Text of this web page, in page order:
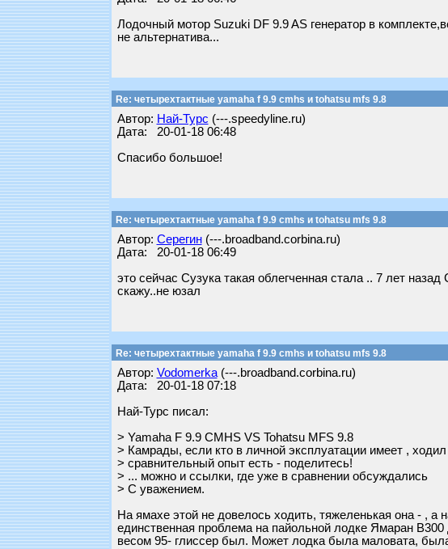
Лодочный мотор Suzuki DF 9.9 AS генератор в
не альтернатива...
Re: четырехтактные yamaha f 9.9 cmhs и tohatsu mfs 9.8
Автор: Най-Турс (---.speedyline.ru)
Дата: 20-01-18 06:48
Спасибо большое!
Re: четырехтактные yamaha f 9.9 cmhs и tohatsu mfs 9.8
Автор: Серегин(---.broadband.corbina.ru)
Дата: 20-01-18 06:49
это сейчас Сузука такая облегченная стала .. 7 лет
скажу..не юзал
Re: четырехтактные yamaha f 9.9 cmhs и tohatsu mfs 9.8
Автор: Vodomerka(---.broadband.corbina.ru)
Дата: 20-01-18 07:18
Най-Турс писал:
> Yamaha F 9.9 CMHS VS Tohatsu MFS 9.8
> Камрады, если кто в личной эксплуатации имеет ,
> сравнительный опыт есть - поделитесь!
> ... можно и ссылки, где уже в сравнении обсуждались
> С уважением.
На ямахе этой не довелось ходить, тяжеленькая она - ,
единственная проблема на пайольной лодке Ямаран
весом 95- глиссер был. Может лодка была маловата,